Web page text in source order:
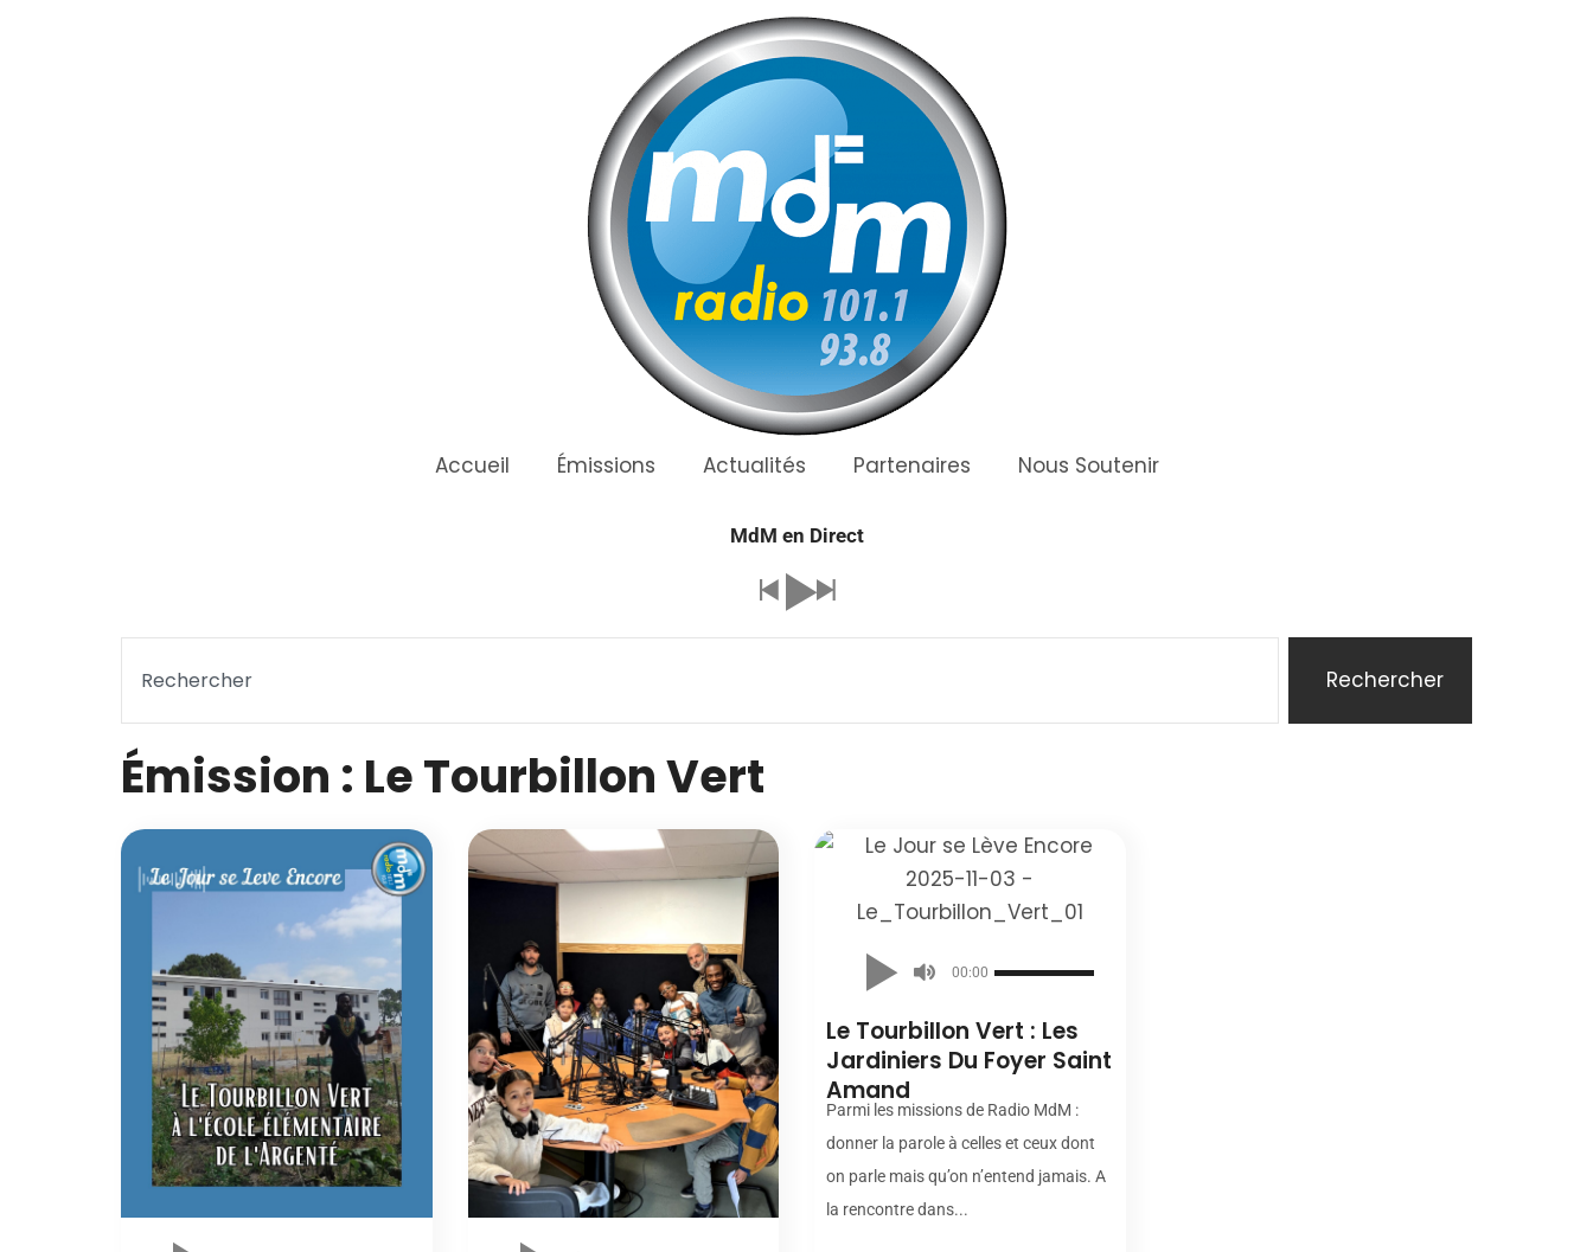
Accueil Émissions Actualités Partenaires Nous Soutenir
MdM en Direct
Rechercher
Émission : Le Tourbillon Vert
00:00
Le Tourbillon Vert : Les
Jardiniers Du Foyer Saint
Amand
Parmi les missions de Radio MdM :
donner la parole à celles et ceux dont
on parle mais qu’on n’entend jamais. A
la rencontre dans...